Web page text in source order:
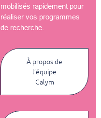
mobilisés rapidement pour
réaliser vos programmes
de recherche.
À propos de
l’équipe
Calym